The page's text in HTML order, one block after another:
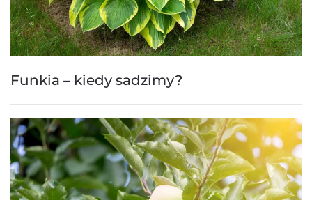
Funkia – kiedy sadzimy?